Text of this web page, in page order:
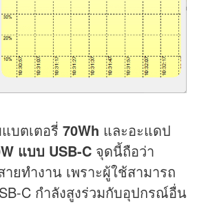
บตเตอรี่ 70Wh และอะแดป
แบบ USB-C จุดนี้ถือว่า
ยทำงาน เพราะผู้ใช้สามารถ
C กำลังสูงร่วมกับอุปกรณ์อื่น